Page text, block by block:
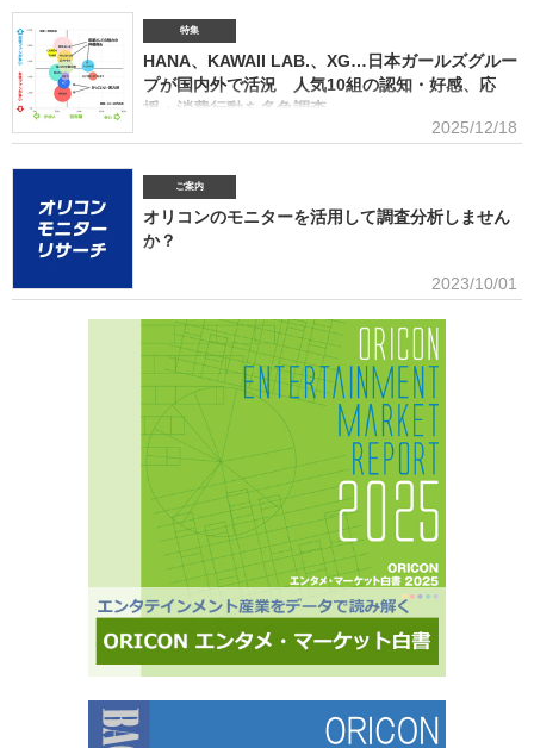
年、2024年に続いて5回目。直近2年の得票数はMrs. GREEN APPLEがダントツだったが、
2025年の音楽シーンにおいて最も多くの“新規ファン”を獲得したアーティストは誰だったの
か、得票数TOP15（13位が同率4組だったため計16組）を紹介する。 本調査は、2025年12
月12日～18日にインターネットで実施。10～50代男女の回答者全体（4576人）のうち、
「2025年1～12月の期間に初めて好きになった音楽アーティストはいますか（※2024年以前か
らずっと好きというアーティストは対象外）」との問いに「いる」と答えた人（1833人＝全体
特集
HANA、KAWAII LAB.、XG…日本ガールズグルー
プが国内外で活況 人気10組の認知・好感、応
援・消費行動を多角調査
日本のガールズグループシーンでは近年、BMSG×ちゃんみながタッグ
グで鮮烈な初登場1位デビュー、アソビシステムからFRUITS ZIPPERを筆頭とするKAWAII
LAB.所属のグループがSNSを通じて続々と台頭、メンバー7人全員が日本人ながら海外を主戦
場としているXGの国内外での大旋風など活況をみせている。オリコンリサーチではガールズグ
ループ10組を対象とし、認知経路、イメージ、情報源、推し活・消費行動などを多角的に調査
1月以降の配信開始楽曲でストリーミング累積3000万回超えの作品がある】日本のガールズグ
2025/12/18
ご案内
オリコンのモニターを活用して調査分析しません
か？
■アンケート専用のモニター組織世の中に影響力を持つオリコン・ラン
テーションを基にした調査が可能生活意識や志向性など日本人を価値観という視点から、予め
セグメントしたモニター調査が可能。■オリコングループならではの「エンタメ」に特化音楽ア
ーティスト・アイドル・俳優・女優・アナウンサー・ドラマ・ライブ・ゲーム…など、エンタ
メ分野のマーケティングリサーチの実績多数。■“オリコンランキング”のブランドをコンシュー
マ分野においても活用・アンケートモニターの意見をランキング化し、メディア展開・ビジネ
ス記事のエビデンスデータとして・定性データをoricon BiZ onlineに蓄積■様々なクライアント
様にご利用いただいております■活用事例 ●アーティストの現
2023/10/01